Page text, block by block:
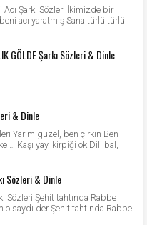
Acı Şarkı Sözleri İkimizde bir
acı yaratmış Sana türlü türlü
GÖLDE Şarkı Sözleri & Dinle
& Dinle
Yarim güzel, ben çirkin Ben
… Kaşı yay, kirpiği ok Dili bal,
Sözleri & Dinle
Sözleri Şehit tahtında Rabbe
olsaydı der Şehit tahtında Rabbe